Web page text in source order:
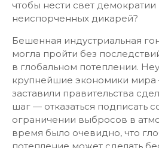
чтобы нести свет
неиспорченных дикарей?
Бешенная индустриальная
могла пройти без
в глобальном потеплении.
крупнейшие экономики
заставили правительства
шаг — отказаться подписать
ограничении выбросов в
время было очевидно, что